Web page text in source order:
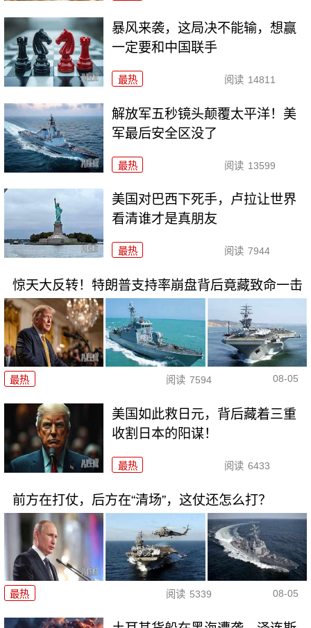
暴风来袭，这局决不能输，想赢
一定要和中国联手
最热 阅读 14811
解放军五秒镜头颠覆太平洋！美
军最后安全区没了
最热 阅读 13599
美国对巴西下死手，卢拉让世界
看清谁才是真朋友
最热 阅读 7944
惊天大反转！特朗普支持率崩盘背后竟藏致命一击
最热 阅读 7594 08-05
美国如此救日元，背后藏着三重
收割日本的阳谋！
最热 阅读 6433
前方在打仗，后方在“清场”，这仗还怎么打？
最热 阅读 5339 08-05